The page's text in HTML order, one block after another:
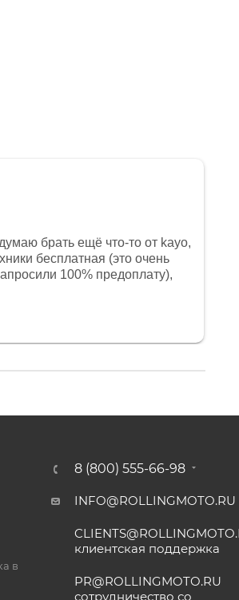
брать ещё что-то от kayo,
бесплатная (это очень
100% предоплату),
очень детально всё
в
8 (800) 555-66-98
INFO@ROLLINGMOTO.RU
клиентская поддержка
PR@ROLLINGMOTO.RU
сотрудничество со